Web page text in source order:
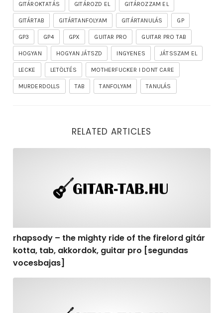
GITÁROKTATÁS GITÁROZD EL GITÁROZZAM EL
GITÁRTAB GITÁRTANFOLYAM GITÁRTANULÁS GP
GP3 GP4 GPX GUITAR PRO GUITAR PRO TAB
HOGYAN HOGYAN JÁTSZD INGYENES JÁTSSZAM EL
LECKE LETÖLTÉS MOTHERFUCKER I DONT CARE
MURDERDOLLS TAB TANFOLYAM TANULÁS
RELATED ARTICLES
rhapsody – the mighty ride of the firelord gitár
kotta, tab, akkordok, guitar pro [segundas
vocesbajas]